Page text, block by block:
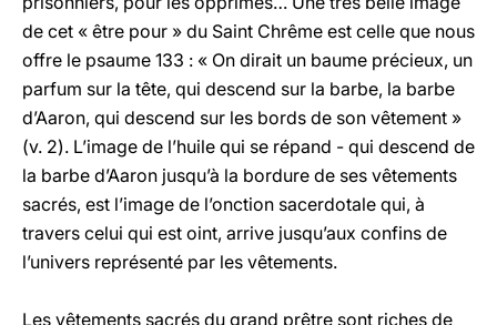
de cet « être pour » du Saint Chrême est celle que nous
offre le psaume 133 : « On dirait un baume précieux, un
parfum sur la tête, qui descend sur la barbe, la barbe
d’Aaron, qui descend sur les bords de son vêtement »
(v. 2). L’image de l’huile qui se répand - qui descend de
la barbe d’Aaron jusqu’à la bordure de ses vêtements
sacrés, est l’image de l’onction sacerdotale qui, à
travers celui qui est oint, arrive jusqu’aux confins de
l’univers représenté par les vêtements.
Les vêtements sacrés du grand prêtre sont riches de